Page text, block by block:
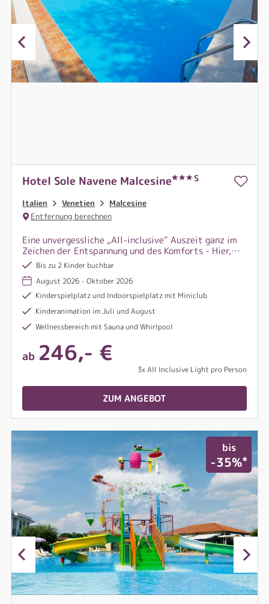
Hotel Sole Navene Malcesine S
Italien Venetien
Malcesine
Entfernung berechnen
Eine unvergessliche „All-inclusive“ Auszeit ganz im
Zeichen der Entspannung und des Komforts - Hier,
am Fuße des Monte Baldo, ist der perfekte
Ausgangspunkt für Entdeckungsreisen an den
zauberhaften Ufern des Gardasees.
Bis zu 2 Kinder buchbar
August 2026 - Oktober 2026
Kinderspielplatz und Indoorspielplatz mit Miniclub
Kinderanimation im Juli und August
Wellnessbereich mit Sauna und Whirlpool
ab 246,- €
3x All Inclusive Light pro Person
ZUM ANGEBOT
bis
-35%*